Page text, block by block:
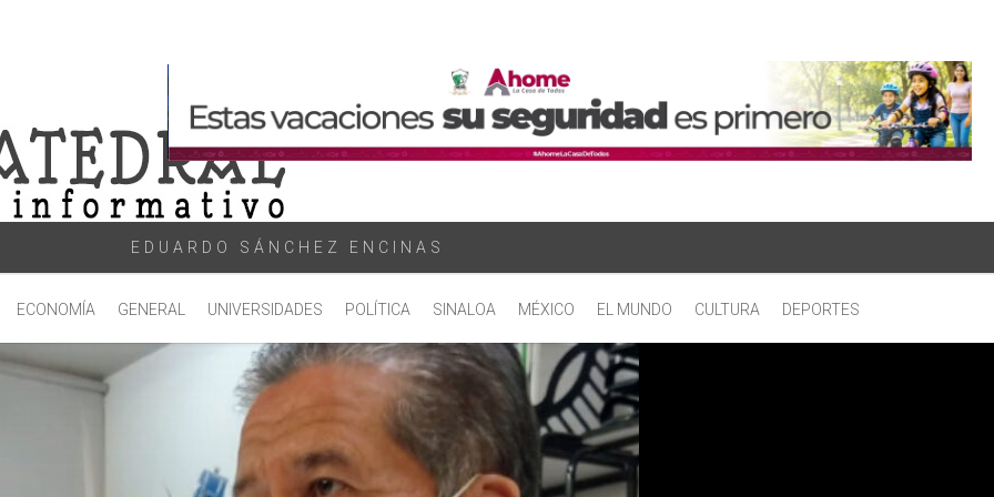
EDUARDO SÁNCHEZ ENCINAS
ECONOMÍA GENERAL UNIVERSIDADES POLÍTICA SINALOA MÉXICO EL MUNDO CULTURA DEPORTES